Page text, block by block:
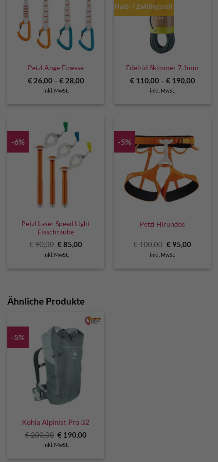
Petzl Ange Finesse
€26,00– €28,00
inkl. MwSt.
Halb- / Zwillingsseil
Edelrid Skimmer 7.1mm
€110,00– €190,00
inkl. MwSt.
-6%
Petzl Laser Speed Light
Eisschraube
€90,00 Ursprünglicher
Preis
war:
€85,00Aktueller
inkl. MwSt.
-5%
Petzl Hirundos
€100,00 Ursprünglicher
Preis
war:
€95,00
inkl. MwSt.
Ähnliche Produkte
-5%
Kohla Alpinist Pro 32
€200,00 Ursprünglicher
Preis
war:
€ 190,00Aktueller
inkl. MwSt.